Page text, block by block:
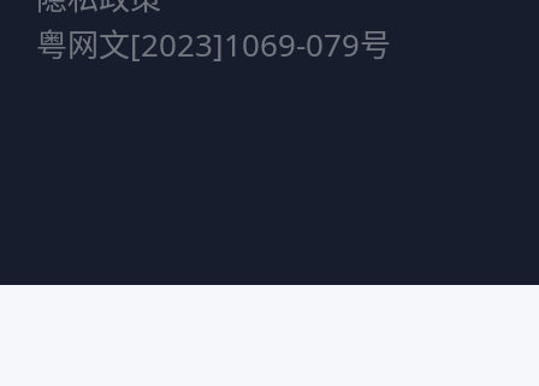
粤网文[2023]1069-079号